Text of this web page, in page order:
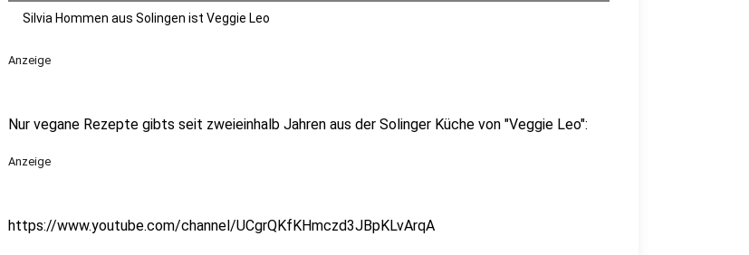
Silvia Hommen aus Solingen ist Veggie Leo
Anzeige
Nur vegane Rezepte gibts seit zweieinhalb Jahren aus der Solinger Küche von "Veggie Leo":
Anzeige
https://www.youtube.com/channel/UCgrQKfKHmczd3JBpKLvArqA